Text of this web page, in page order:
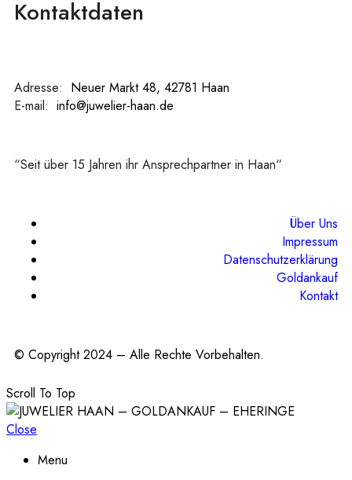
Kontaktdaten
Adresse: Neuer Markt 48, 42781 Haan
E-mail: info@juwelier-haan.de
“Seit über 15 Jahren ihr Ansprechpartner in Haan“
Über Uns
Impressum
Datenschutzerklärung
Goldankauf
Kontakt
© Copyright 2024 – Alle Rechte Vorbehalten.
Scroll To Top
Close
Menu